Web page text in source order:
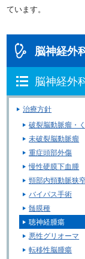
ています。
脳神経外
脳神経外
治療方針
破裂脳動脈瘤・
未破裂脳動脈瘤
重症頭部外傷
慢性硬膜下血腫
頸部内頸動脈狭
バイパス手術
髄膜種
聴神経腫瘍
悪性グリオーマ
転移性脳腫瘍